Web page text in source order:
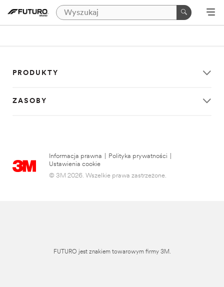
PRODUKTY
ZASOBY
Informacja prawna Polityka prywatności
Ustawienia cookie
© 3M 2026. Wszelkie prawa zastrzeżone.
FUTURO jest znakiem towarowym firmy 3M.